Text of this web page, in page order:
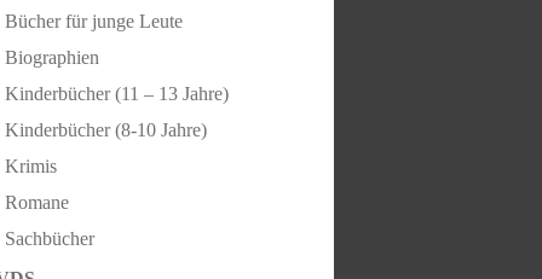
Bücher für junge Leute
Biographien
Kinderbücher (11 – 13 Jahre)
Kinderbücher (8-10 Jahre)
Krimis
Romane
Sachbücher